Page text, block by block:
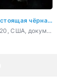
Настоящая чёрная пантера
2020, США, документальный, короткометражка